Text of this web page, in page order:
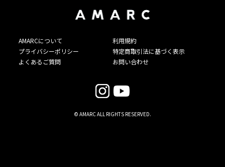
AMARCについて
利用規約
プライバシーポリシー
特定商取引法に基づく表示
よくあるご質問
お問い合わせ
© AMARC ALL RIGHTS RESERVED.